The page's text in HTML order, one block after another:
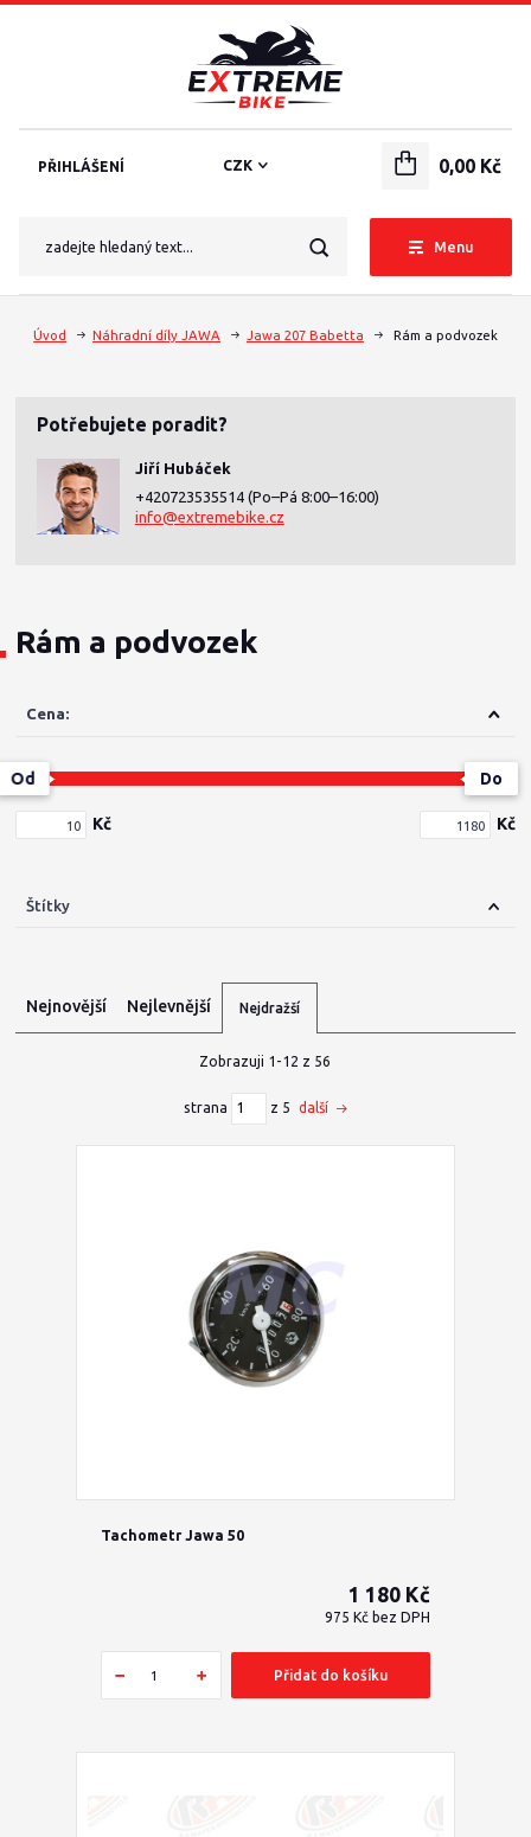
Menu
CZK
PŘIHLÁŠENÍ 0,00 Kč
Úvod Náhradní díly JAWA Jawa 207 Babetta Rám a podvozek
Potřebujete poradit?
Jiří Hubáček
+420723535514 (Po–Pá 8:00–16:00)
info@extremebike.cz
Rám a podvozek
Cena:
Kč
Od Do
Kč
Štítky
Nejnovější Nejlevnější Nejdražší
Zobrazuji 1-12 z 56
strana z 5 další
Tachometr Jawa 50
1 180 Kč
975 Kč bez DPH
Přidat do košíku